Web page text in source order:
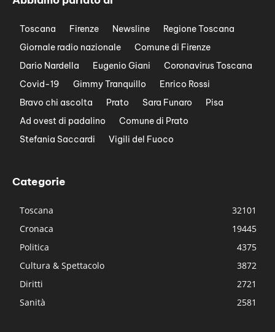
Toscana Firenze Newsline
Regione Toscana
Giornale radio nazionale
Comune di Firenze
Dario Nardella
Eugenio Giani
Coronavirus Toscana
Covid-19
Gimmy Tranquillo
Enrico Rossi
Bravo chi ascolta
Prato Sara Funaro
Pisa
Ad ovest di padalino
Comune di Prato
Stefania Saccardi
Vigili del Fuoco
Categorie
Toscana
32101
Cronaca
19445
Politica
4375
Cultura & Spettacolo
3872
Diritti
2721
Sanità
2581